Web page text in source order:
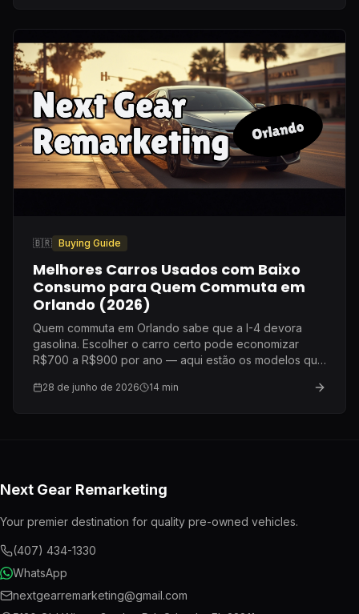
🇧🇷 Buying Guide
Melhores Carros Usados com Baixo
Consumo para Quem Commuta em
Orlando (2026)
Quem commuta em Orlando sabe que a I-4 devora
gasolina. Escolher o carro certo pode economizar
R$700 a R$900 por ano — aqui estão os modelos que
28 de junho de 2026 14 min
Next Gear Remarketing
Your premier destination for quality pre-owned vehicles.
(407) 434-1330
WhatsApp
nextgearremarketing@gmail.com